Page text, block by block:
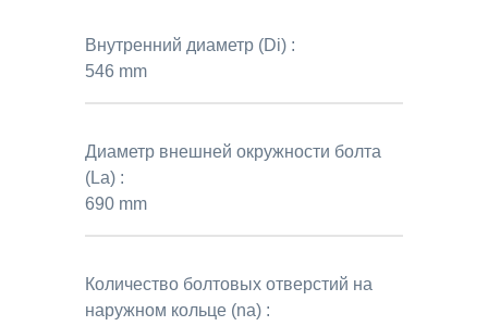
Внутренний диаметр (Di) :
546 mm
Диаметр внешней окружности болта
(La) :
690 mm
Количество болтовых отверстий на
наружном кольце (na) :